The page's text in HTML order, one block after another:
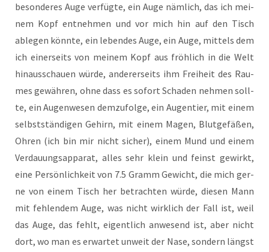
beson­de­res Auge ver­füg­te, ein Auge näm­lich, das ich mei­
nem Kopf ent­neh­men und vor mich hin auf den Tisch
able­gen könn­te, ein leben­des Auge, ein Auge, mit­tels dem
ich einer­seits von mei­nem Kopf aus fröh­lich in die Welt
hin­aus­schau­en wür­de, ande­rer­seits ihm Frei­heit des Rau­
mes gewäh­ren, ohne dass es sofort Scha­den neh­men soll­
te, ein Augen­we­sen dem­zu­fol­ge, ein Augen­tier, mit einem
selbst­stän­di­gen Gehirn, mit einem Magen, Blut­ge­fä­ßen,
Ohren (ich bin mir nicht sicher), einem Mund und einem
Ver­dau­ungs­ap­pa­rat, alles sehr klein und feinst gewirkt,
eine Per­sön­lich­keit von 7.5 Gramm Gewicht, die mich ger­
ne von einem Tisch her betrach­ten wür­de, die­sen Mann
mit feh­len­dem Auge, was nicht wirk­lich der Fall ist, weil
das Auge, das fehlt, eigent­lich anwe­send ist, aber nicht
dort, wo man es erwar­tet unweit der Nase, son­dern längst